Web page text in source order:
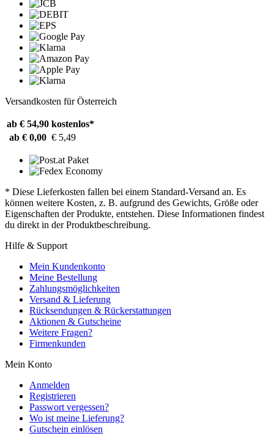
Versandkosten für Österreich
ab € 54,90 kostenlos*
ab € 0,00 € 5,49
* Diese Lieferkosten fallen bei einem Standard-Versand an. Es
können weitere Kosten, z. B. aufgrund des Gewichts, Größe oder
Eigenschaften der Produkte, entstehen. Diese Informationen findest
du direkt in der Produktbeschreibung.
Hilfe & Support
Mein Kundenkonto
Meine Bestellung
Zahlungsmöglichkeiten
Versand & Lieferung
Rücksendungen & Rückerstattungen
Aktionen & Gutscheine
Weitere Fragen?
Firmenkunden
Mein Konto
Anmelden
Registrieren
Passwort vergessen?
Wo ist meine Lieferung?
Gutschein einlösen